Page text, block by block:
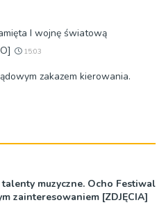
I wojnę światową
15:03
zakazem kierowania.
talenty muzyczne. Ocho Festiwal
zainteresowaniem [ZDJĘCIA]